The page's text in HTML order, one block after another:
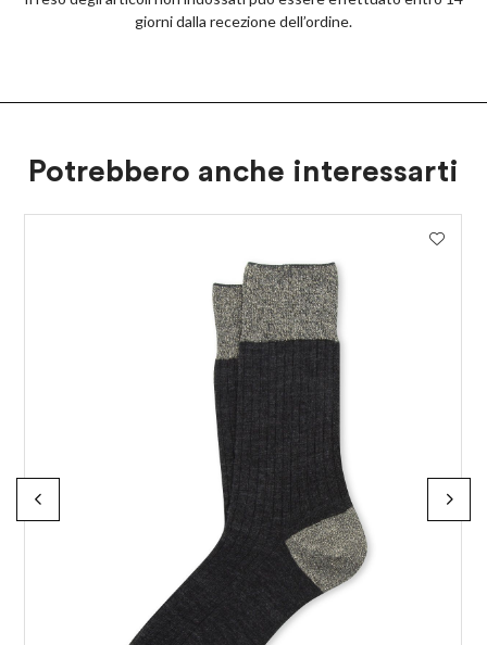
giorni dalla recezione dell’ordine.
Potrebbero anche interessarti